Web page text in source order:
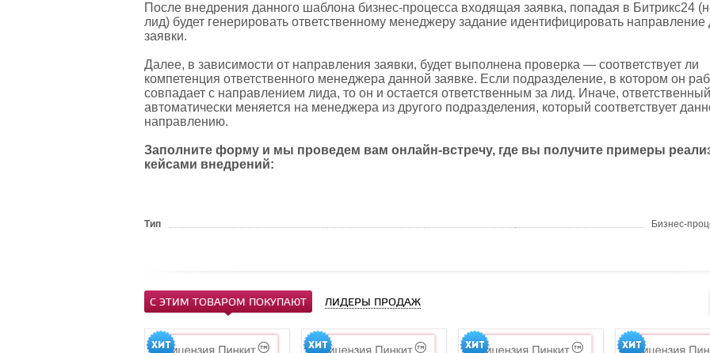
После внедрения данного шаблона бизнес-процесса входящая заявка, попадая в Битрикс24
лид) будет генерировать ответственному менеджеру задание идентифицировать направление
заявки.
Далее, в зависимости от направления заявки, будет выполнена проверка — соответствует ли
компетенция ответственного менеджера данной заявке. Если подразделение, в котором он
совпадает с направлением лида, то он и остается ответственным за лид. Иначе,
автоматически меняется на менеджера из другого подразделения, который соответствует
направлению.
Заполните форму и мы проведем вам онлайн-встречу, где вы получите примеры
кейсами внедрений:
Тип Бизнес-
С ЭТИМ ТОВАРОМ ПОКУПАЮТ ЛИДЕРЫ ПРОДАЖ